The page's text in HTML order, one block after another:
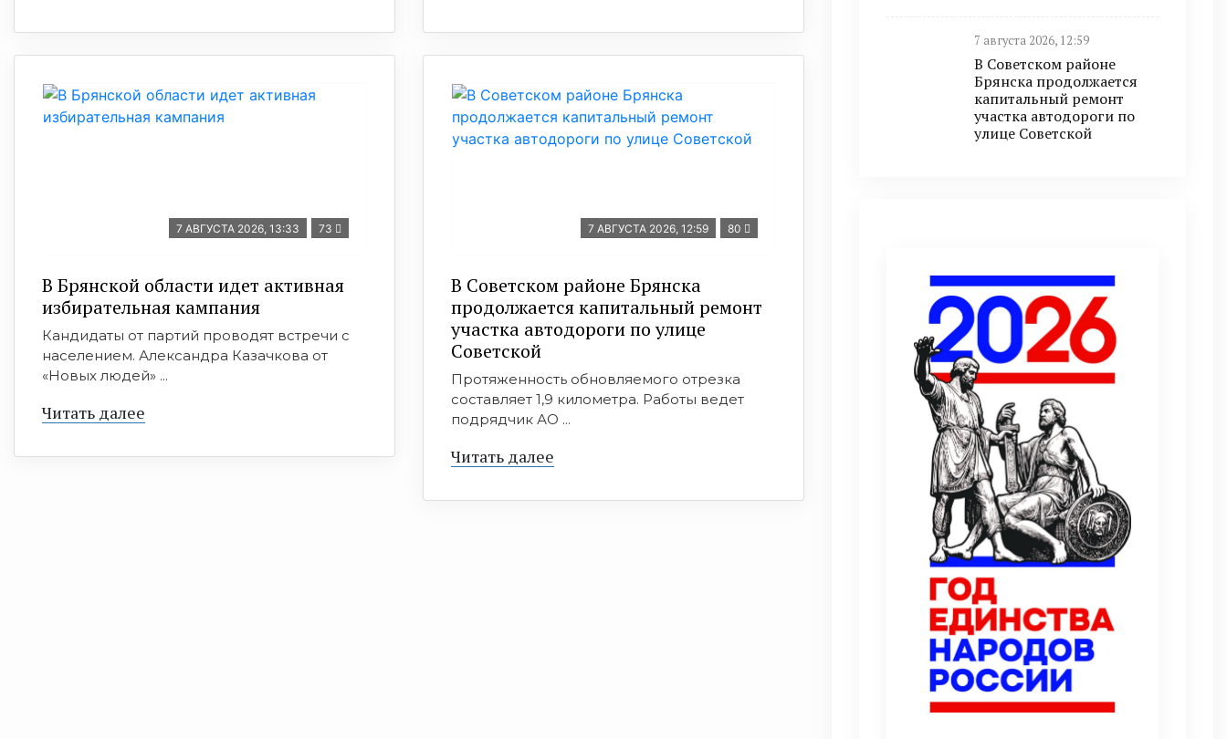
7 АВГУСТА 2026, 13:33 73
В Брянской области идет активная
избирательная кампания
Кандидаты от партий проводят встречи с
населением. Александра Казачкова от
«Новых людей» ...
Читать далее
7 АВГУСТА 2026, 12:59 80
В Советском районе Брянска
продолжается капитальный ремонт
участка автодороги по улице
Советской
Протяженность обновляемого отрезка
составляет 1,9 километра. Работы ведет
подрядчик АО ...
Читать далее
7 августа 2026, 12:59
В Советском районе
Брянска продолжается
капитальный ремонт
участка автодороги по
улице Советской